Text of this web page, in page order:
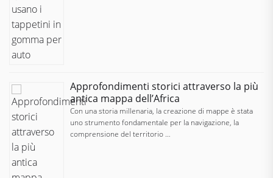
Approfondimenti storici attraverso la più
antica mappa dell’Africa
Con una storia millenaria, la creazione di mappe è stata
uno strumento fondamentale per la navigazione, la
comprensione del territorio …